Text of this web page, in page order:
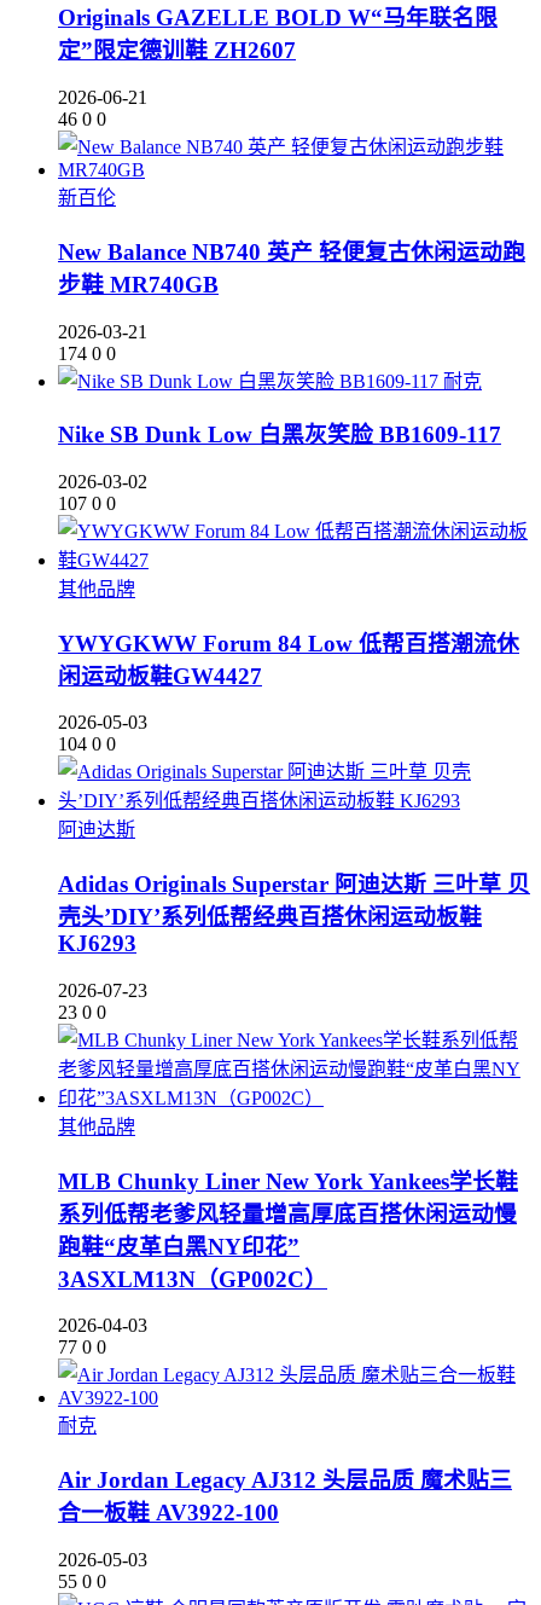
Originals GAZELLE BOLD W“马年联名限
定”限定德训鞋 ZH2607
2026-06-21
46 0 0
新百伦
New Balance NB740 英产 轻便复古休闲运动跑
步鞋 MR740GB
2026-03-21
174 0 0
耐克
Nike SB Dunk Low 白黑灰笑脸 BB1609-117
2026-03-02
107 0 0
其他品牌
YWYGKWW Forum 84 Low 低帮百搭潮流休
闲运动板鞋GW4427
2026-05-03
104 0 0
阿迪达斯
Adidas Originals Superstar 阿迪达斯 三叶草 贝
壳头’DIY’系列低帮经典百搭休闲运动板鞋
KJ6293
2026-07-23
23 0 0
其他品牌
MLB Chunky Liner New York Yankees学长鞋
系列低帮老爹风轻量增高厚底百搭休闲运动慢
跑鞋“皮革白黑NY印花”
3ASXLM13N（GP002C）
2026-04-03
77 0 0
耐克
Air Jordan Legacy AJ312 头层品质 魔术贴三
合一板鞋 AV3922-100
2026-05-03
55 0 0